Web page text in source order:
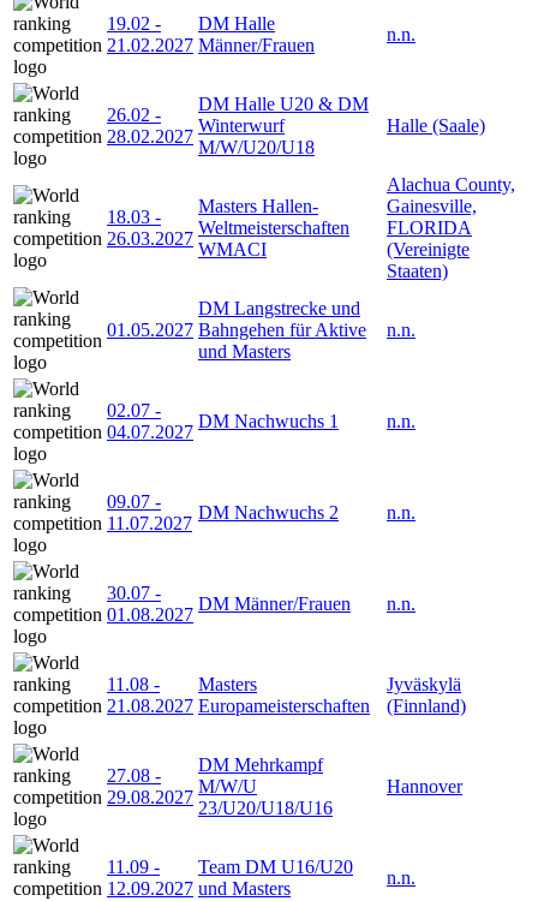
19.02 -
21.02.2027
DM Halle
Männer/Frauen
n.n.
26.02 -
28.02.2027
DM Halle U20 & DM
Winterwurf
M/W/U20/U18
Halle (Saale)
18.03 -
26.03.2027
Masters Hallen-
Weltmeisterschaften
WMACI
Alachua County,
Gainesville,
FLORIDA
(Vereinigte
Staaten)
01.05.2027
DM Langstrecke und
Bahngehen für Aktive
und Masters
n.n.
02.07 -
04.07.2027
DM Nachwuchs 1 n.n.
09.07 -
11.07.2027
DM Nachwuchs 2 n.n.
30.07 -
01.08.2027
DM Männer/Frauen n.n.
11.08 -
21.08.2027
Masters
Europameisterschaften
Jyväskylä
(Finnland)
27.08 -
29.08.2027
DM Mehrkampf
M/W/U
23/U20/U18/U16
Hannover
11.09 -
12.09.2027
Team DM U16/U20
und Masters
n.n.